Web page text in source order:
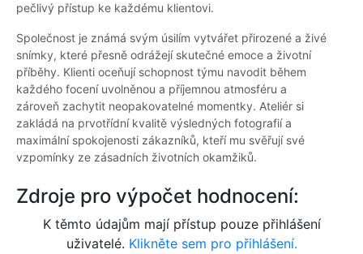
pečlivý přístup ke každému klientovi.
Společnost je známá svým úsilím vytvářet přirozené a živé
snímky, které přesně odrážejí skutečné emoce a životní
příběhy. Klienti oceňují schopnost týmu navodit během
každého focení uvolněnou a příjemnou atmosféru a
zároveň zachytit neopakovatelné momentky. Ateliér si
zakládá na prvotřídní kvalitě výsledných fotografií a
maximální spokojenosti zákazníků, kteří mu svěřují své
vzpomínky ze zásadních životních okamžiků.
Zdroje pro výpočet hodnocení:
K těmto údajům mají přístup pouze přihlášení
uživatelé. Klikněte sem pro přihlášení.